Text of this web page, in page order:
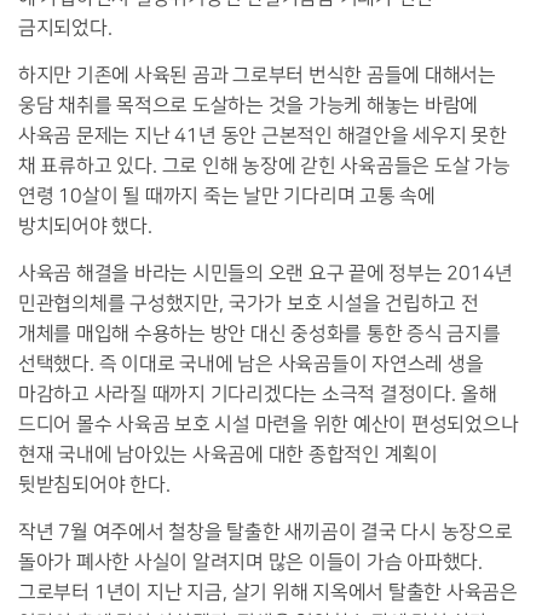
금지되었다.
하지만 기존에 사육된 곰과 그로부터 번식한 곰들에 대해서는
웅담 채취를 목적으로 도살하는 것을 가능케 해놓는 바람에
사육곰 문제는 지난41 년 동안 근본적인 해결안을 세우지 못한
채 표류하고 있다. 그로 인해 농장에 갇힌 사육곰들은 도살 가능
연령 10살이 될 때까지 죽는 날만 기다리며 고통 속에
방치되어야 했다.
사육곰 해결을 바라는 시민들의 오랜 요구 끝에 정부는 2014년
민관협의체를 구성했지만, 국가가 보호 시설을 건립하고 전
개체를 매입해 수용하는 방안 대신 중성화를 통한 증식 금지를
선택했다. 즉 이대로 국내에 남은 사육곰들이 자연스레 생을
마감하고 사라질 때까지 기다리겠다는 소극적 결정이다. 올해
드디어 몰수 사육곰 보호 시설 마련을 위한 예산이 편성되었으나
현재 국내에 남아있는 사육곰에 대한 종합적인 계획이
뒷받침되어야 한다.
작년 7월 여주에서 철창을 탈출한 새끼곰이 결국 다시 농장으로
돌아가 폐사한 사실이 알려지며 많은 이들이 가슴 아파했다.
그로부터 1 년이 지난 지금, 살기 위해 지옥에서 탈출한 사육곰은